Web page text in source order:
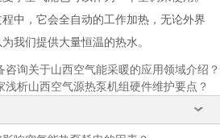
中，它会全自动的工作加热，无论外界
我们提供大量恒温的热水。
咨询关于山西空气能采暖的应用领域介绍？
浅析山西空气源热泵机组硬件维护要点？